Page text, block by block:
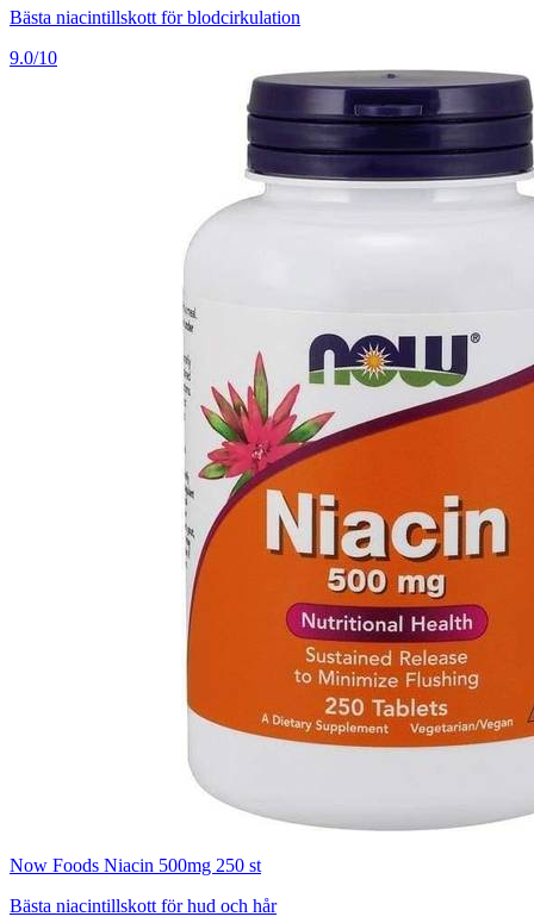
Bästa niacintillskott för blodcirkulation
9.0/10
Now Foods Niacin 500mg 250 st
Bästa niacintillskott för hud och hår